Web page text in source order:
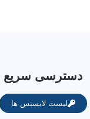
دسترسی سریع
لیست لایسنس ها